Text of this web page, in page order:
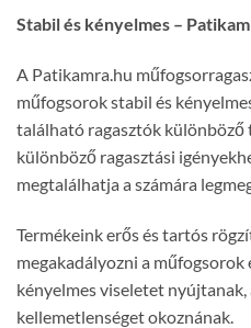
Stabil és kényelmes –
A Patikamra.hu
műfogsorok stabil és
található ragasztók különböző
különböző ragasztási
megtalálhatja a számára
Termékeink erős és tartós
megakadályozni a
kényelmes viseletet nyújtanak,
kellemetlenséget okoznának.